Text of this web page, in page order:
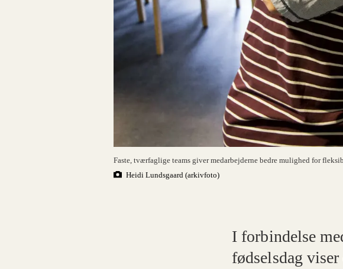
Faste, tværfaglige teams giver medarbejderne bedre mulighed for
Heidi Lundsgaard (arkivfoto)
I forbindelse
fødselsdag